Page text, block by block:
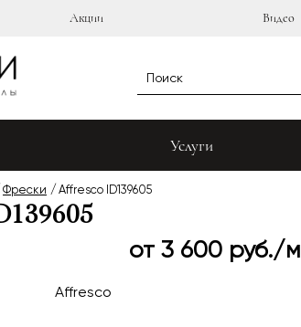
Акции Видео
Услуги
Фрески Affresco ID139605
от 3 600 руб./м
Affresco